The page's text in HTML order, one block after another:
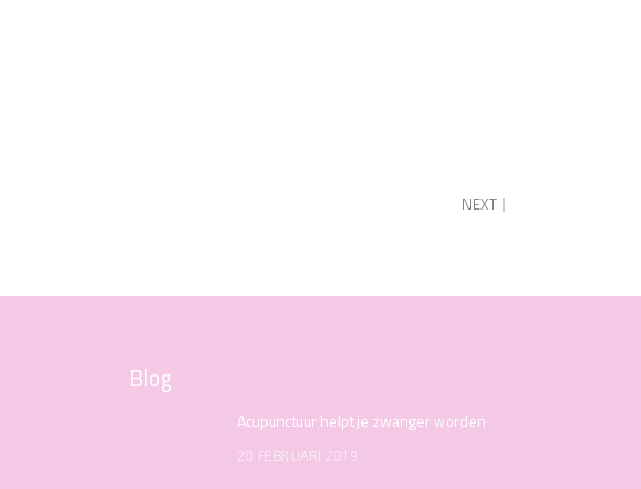
NEXT
Blog
Acupunctuur helpt je zwanger worden
20 FEBRUARI 2019